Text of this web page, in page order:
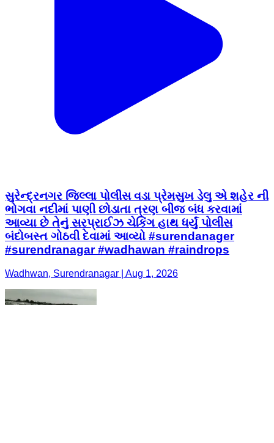
સુરેન્દ્રનગર જિલ્લા પોલીસ વડા પ્રેમસુખ ડેલુ એ શહેર ની
ભોગવા નદીમાં પાણી છોડાતા ત્રણ બીજ બંધ કરવામાં
આવ્યા છે તેનું સરપ્રાઈઝ ચેકિંગ હાથ ધર્યું પોલીસ
બંદોબસ્ત ગોઠવી દેવામાં આવ્યો #surendanager
#surendranagar #wadhawan #raindrops
Wadhwan, Surendranagar | Aug 1, 2026